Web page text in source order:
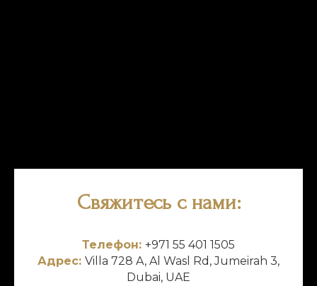
Свяжитесь с нами:
Телефон: +971 55 401 1505
Адрес: Villa 728 A, Al Wasl Rd, Jumeirah 3,
Dubai, UAE